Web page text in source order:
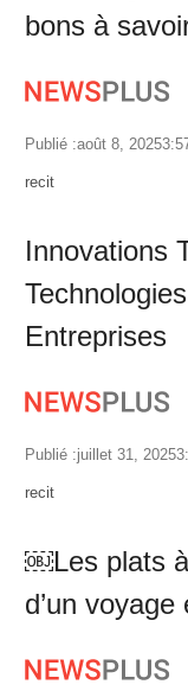
bons à
Publié :août 8, 2025
Author
recit
Innovations
Entreprises
Publié :juillet 31, 2025
Author
recit
￼Les plats
d’un